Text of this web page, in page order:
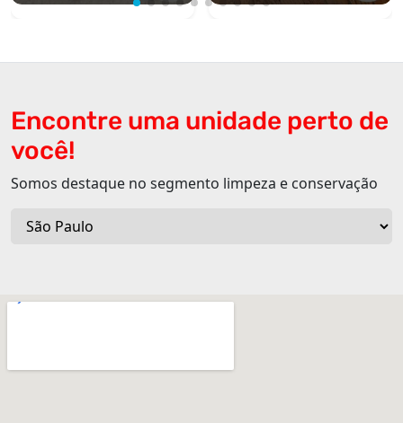
Encontre uma unidade perto de
você!
Somos destaque no segmento limpeza e conservação